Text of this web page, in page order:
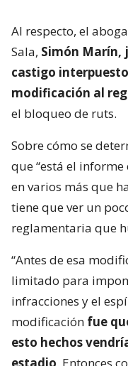
Al respecto, el
Sala, Simón Marín,
castigo
modificación al
el bloqueo de ruts.
Sobre cómo se
que “está el
en varios más que
tiene que ver un
reglamentaria que
“Antes de esa
limitado para
infracciones y el
modificación fue
esto hechos
estadio . Entonces